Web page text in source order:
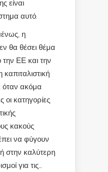
είναι
αυτό.
η
θα θέσει θέμα
ΕΕ και την
όταν ακόμα
οι κατηγορίες
κακούς
να φύγουν
καλύτερη
για τις…